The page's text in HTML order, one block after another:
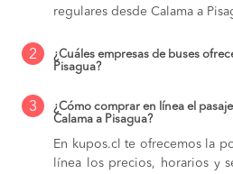
regulares desde Calama a
2
¿Cuáles empresas de buses
Pisagua?
3
¿Cómo comprar en línea el
Calama a Pisagua?
En kupos.cl te ofrecemos la
línea los precios, horarios y